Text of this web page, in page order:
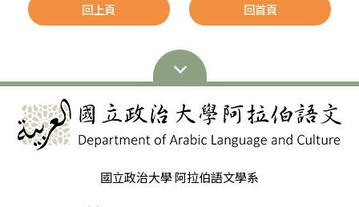
回上頁 回首頁
國立政治大學 阿拉伯語文學系